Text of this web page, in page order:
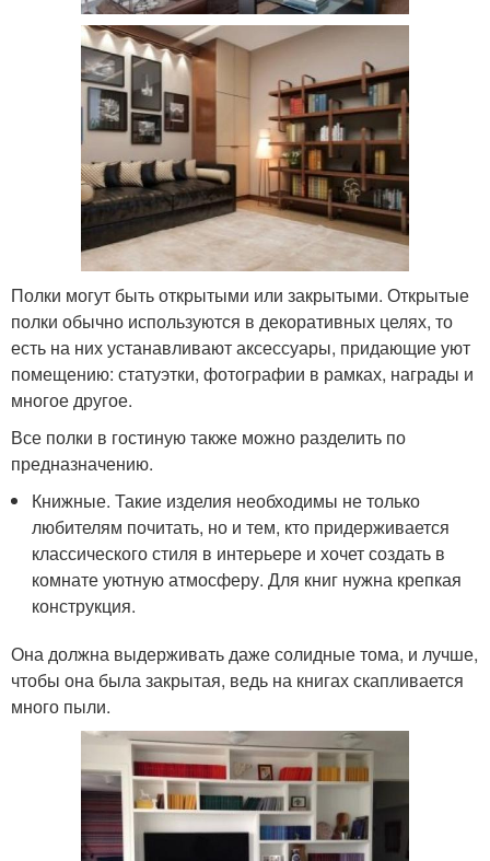
Полки могут быть открытыми или закрытыми. Открытые
полки обычно используются в декоративных целях, то
есть на них устанавливают аксессуары, придающие уют
помещению: статуэтки, фотографии в рамках, награды и
многое другое.
Все полки в гостиную также можно разделить по
предназначению.
Книжные. Такие изделия необходимы не только
любителям почитать, но и тем, кто придерживается
классического стиля в интерьере и хочет создать в
комнате уютную атмосферу. Для книг нужна крепкая
конструкция.
Она должна выдерживать даже солидные тома, и лучше,
чтобы она была закрытая, ведь на книгах скапливается
много пыли.